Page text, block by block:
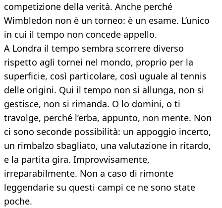
competizione della verità. Anche perché
Wimbledon non è un torneo: è un esame. L’unico
in cui il tempo non concede appello.
A Londra il tempo sembra scorrere diverso
rispetto agli tornei nel mondo, proprio per la
superficie, così particolare, così uguale al tennis
delle origini. Qui il tempo non si allunga, non si
gestisce, non si rimanda. O lo domini, o ti
travolge, perché l’erba, appunto, non mente. Non
ci sono seconde possibilità: un appoggio incerto,
un rimbalzo sbagliato, una valutazione in ritardo,
e la partita gira. Improvvisamente,
irreparabilmente. Non a caso di rimonte
leggendarie su questi campi ce ne sono state
poche.